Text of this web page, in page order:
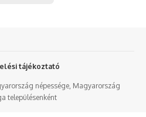
népessége, Magyarország
településenként
tájékoztató